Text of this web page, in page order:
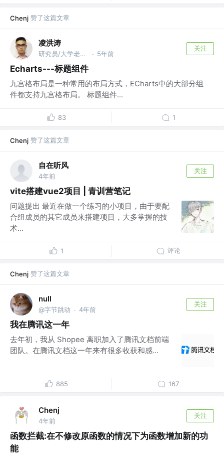
Chenj 赞了这篇文章
凌洪涛
研究员/大学老师 @科大讯飞 · 5年前
关注
Echarts---标题组件
九宫格布局是一种常用的布局方式，ECharts中的大部分组
件都支持九宫格布局。 标题组件...
83 1
Chenj 赞了这篇文章
自在听风
4年前
关注
vite搭建vue2项目 | 青训营笔记
问题提出 最近在做一个练习的小项目，由于要配
合组成员的其它成员来搭建项目，大多掌握的技
术...
1 评论
Chenj 赞了这篇文章
nuIl
@字节跳动 · 4年前
关注
我在腾讯这一年
去年初，我从 Shopee 离职加入了腾讯文档前端
团队。在腾讯文档这一年来有很多收获和感...
885 167
Chenj
4年前
关注
函数拦截:在不修改原函数的情况下为函数增加新的功
能